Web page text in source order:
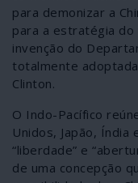
para demonizar a
para a estratégia do
invenção do
totalmente
Clinton.
O Indo-Pacífico
Unidos, Japão, Índia
“liberdade” e
de uma concepção